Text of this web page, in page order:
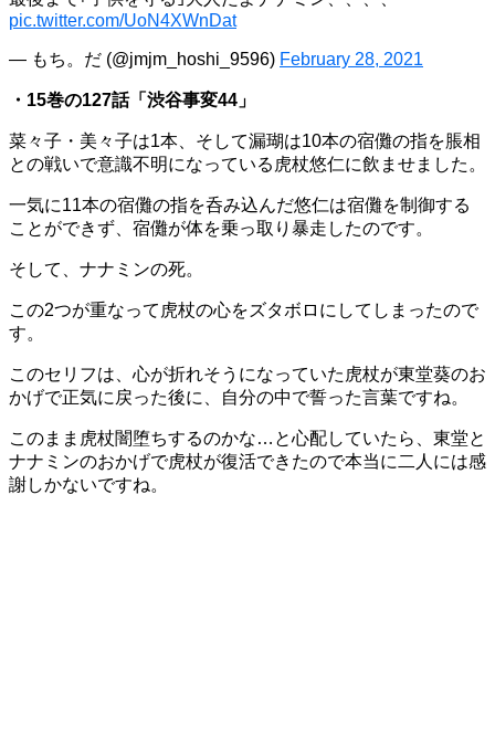
pic.twitter.com/UoN4XWnDat
— もち。だ (@jmjm_hoshi_9596) February 28, 2021
・15巻の127話「渋谷事変44」
菜々子・美々子は1本、そして漏瑚は10本の宿儺の指を脹相
との戦いで意識不明になっている虎杖悠仁に飲ませました。
一気に11本の宿儺の指を呑み込んだ悠仁は宿儺を制御する
ことができず、宿儺が体を乗っ取り暴走したのです。
そして、ナナミンの死。
この2つが重なって虎杖の心をズタボロにしてしまったので
す。
このセリフは、心が折れそうになっていた虎杖が東堂葵のお
かげで正気に戻った後に、自分の中で誓った言葉ですね。
このまま虎杖闇堕ちするのかな…と心配していたら、東堂と
ナナミンのおかげで虎杖が復活できたので本当に二人には感
謝しかないですね。